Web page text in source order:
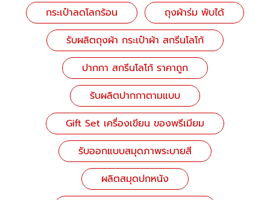
กระเป๋าลดโลกร้อน
ถุงผ้าร่ม พับได้
รับผลิตถุงผ้า กระเป๋าผ้า สกรีนโลโก้
ปากกา สกรีนโลโก้ ราคาถูก
รับผลิตปากกาตามแบบ
Gift Set เครื่องเขียน ของพรีเมียม
รับออกแบบสมุดภาพระบายสี
ผลิตสมุดปกหนัง